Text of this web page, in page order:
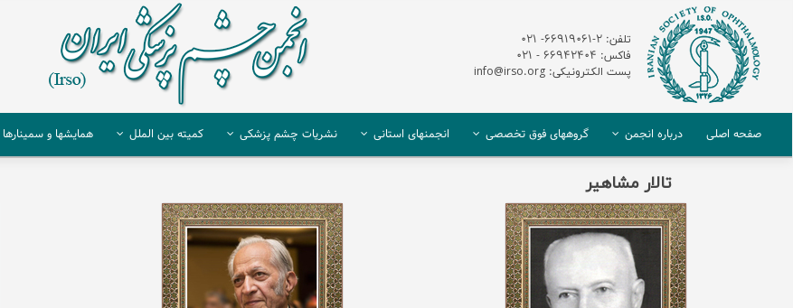
تلفن: 2-66919061- 021
فاکس: 66942404 - 021
پست الکترونیکی: info@irso.org
صفحه اصلی درباره انجمن گروههای فوق تخصصی انجمنهای استانی نشریات چشم پزشکی کمیته بین الملل همایشها و سمینارها
تالار مشاهیر